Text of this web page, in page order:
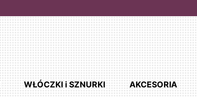
WŁÓCZKI i SZNURKI AKCESORIA